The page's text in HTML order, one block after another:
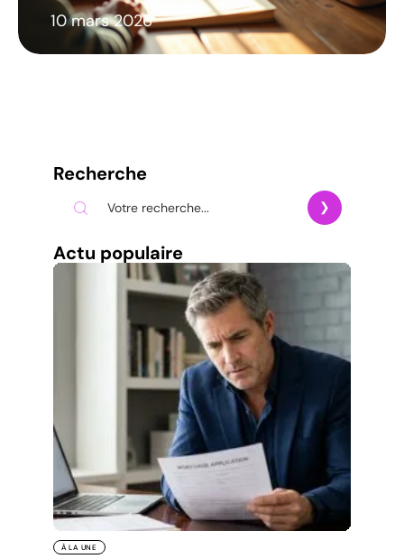
10 mars 2026
Recherche
Actu populaire
À LA UNE